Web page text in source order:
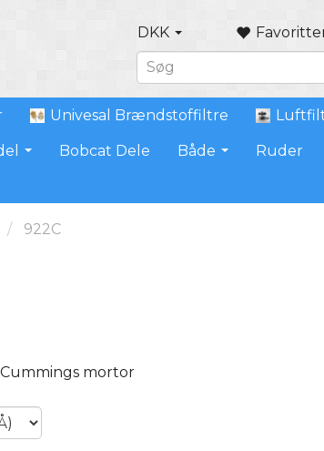
DKK
Univesal Brændstoffiltre
Bobcat Dele Både Ruder
922C
mortor